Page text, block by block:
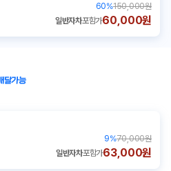
60%150,000원
일반자차포함가60,000원
달가능
9%70,000원
일반자차포함가63,000원